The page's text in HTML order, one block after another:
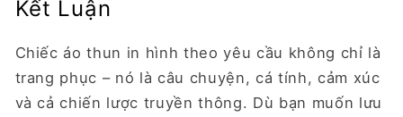
Kết Luận
Chiếc áo thun in hình theo yêu cầu không chỉ là
trang phục – nó là câu chuyện, cá tính, cảm xúc
và cả chiến lược truyền thông. Dù bạn muốn lưu